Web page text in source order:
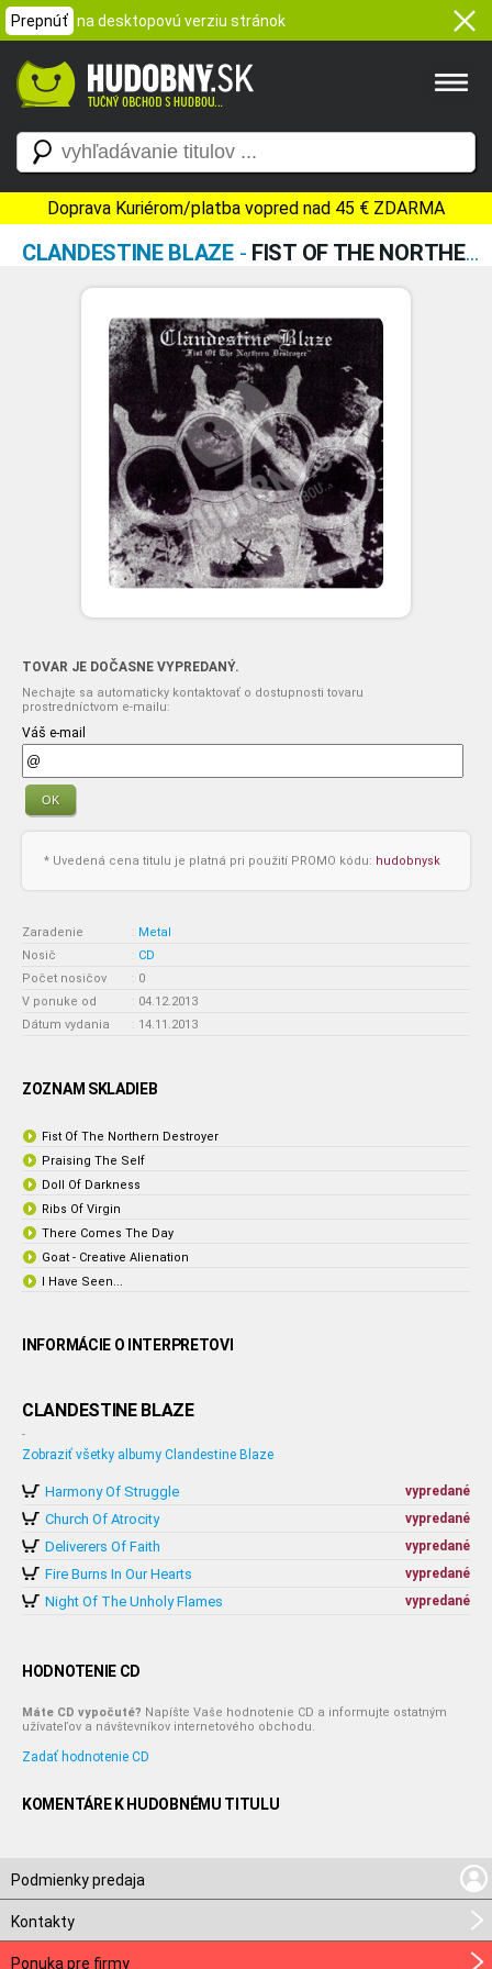
Prepnúť na desktopovú verziu stránok
Doprava Kuriérom/platba vopred nad 45 € ZDARMA
CLANDESTINE BLAZE- FIST OF THE NORTHERN DESTROYER
TOVAR JE DOČASNE VYPREDANÝ.
Nechajte sa automaticky kontaktovať o dostupnosti tovaru
prostredníctvom e-mailu:
Váš e-mail
OK
* Uvedená cena titulu je platná pri použití PROMO kódu: hudobnysk
Zaradenie : Metal
Nosič
: CD
Počet nosičov
: 0
V ponuke od
: 04.12.2013
Dátum vydania
: 14.11.2013
ZOZNAM SKLADIEB
Fist Of The Northern Destroyer
Praising The Self
Doll Of Darkness
Ribs Of Virgin
There Comes The Day
Goat - Creative Alienation
I Have Seen...
INFORMÁCIE O INTERPRETOVI
CLANDESTINE BLAZE
-
Zobraziť všetky albumy Clandestine Blaze
Harmony Of Struggle vypredané
Church Of Atrocity vypredané
Deliverers Of Faith vypredané
Fire Burns In Our Hearts vypredané
Night Of The Unholy Flames vypredané
HODNOTENIE CD
Máte CD vypočuté? Napíšte Vaše hodnotenie CD a informujte ostatným
užívateľov a návštevníkov internetového obchodu.
Zadať hodnotenie CD
KOMENTÁRE K HUDOBNÉMU TITULU
Podmienky predaja
Kontakty
Ponuka pre firmy